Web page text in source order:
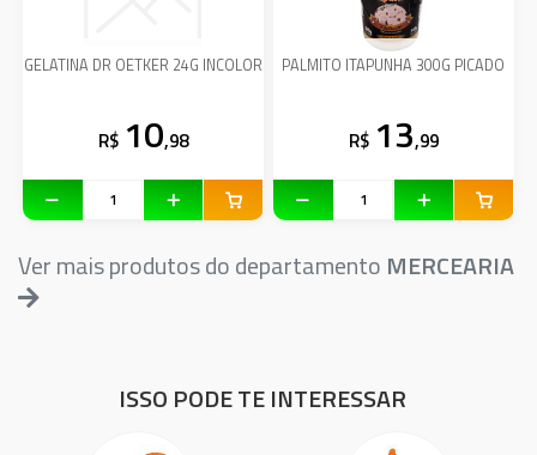
GELATINA DR OETKER 24G INCOLOR
R$ 10,98
PALMITO ITAPUNHA 300G PICADO
R$ 13,99
Ver mais produtos do departamento MERCEARIA
ISSO PODE TE INTERESSAR